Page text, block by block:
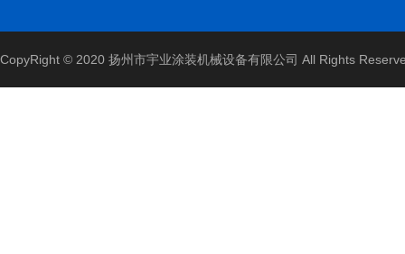
CopyRight © 2020 扬州市宇业涂装机械设备有限公司 All Rights